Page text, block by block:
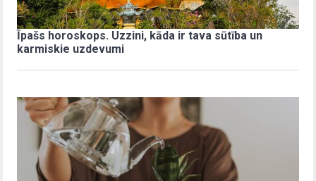
Īpašs horoskops. Uzzini, kāda ir tava sūtība un
karmiskie uzdevumi